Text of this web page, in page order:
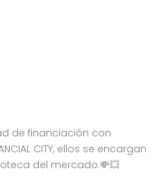
de financiación con
CITY, ellos se encargan
del mercado.💸💥